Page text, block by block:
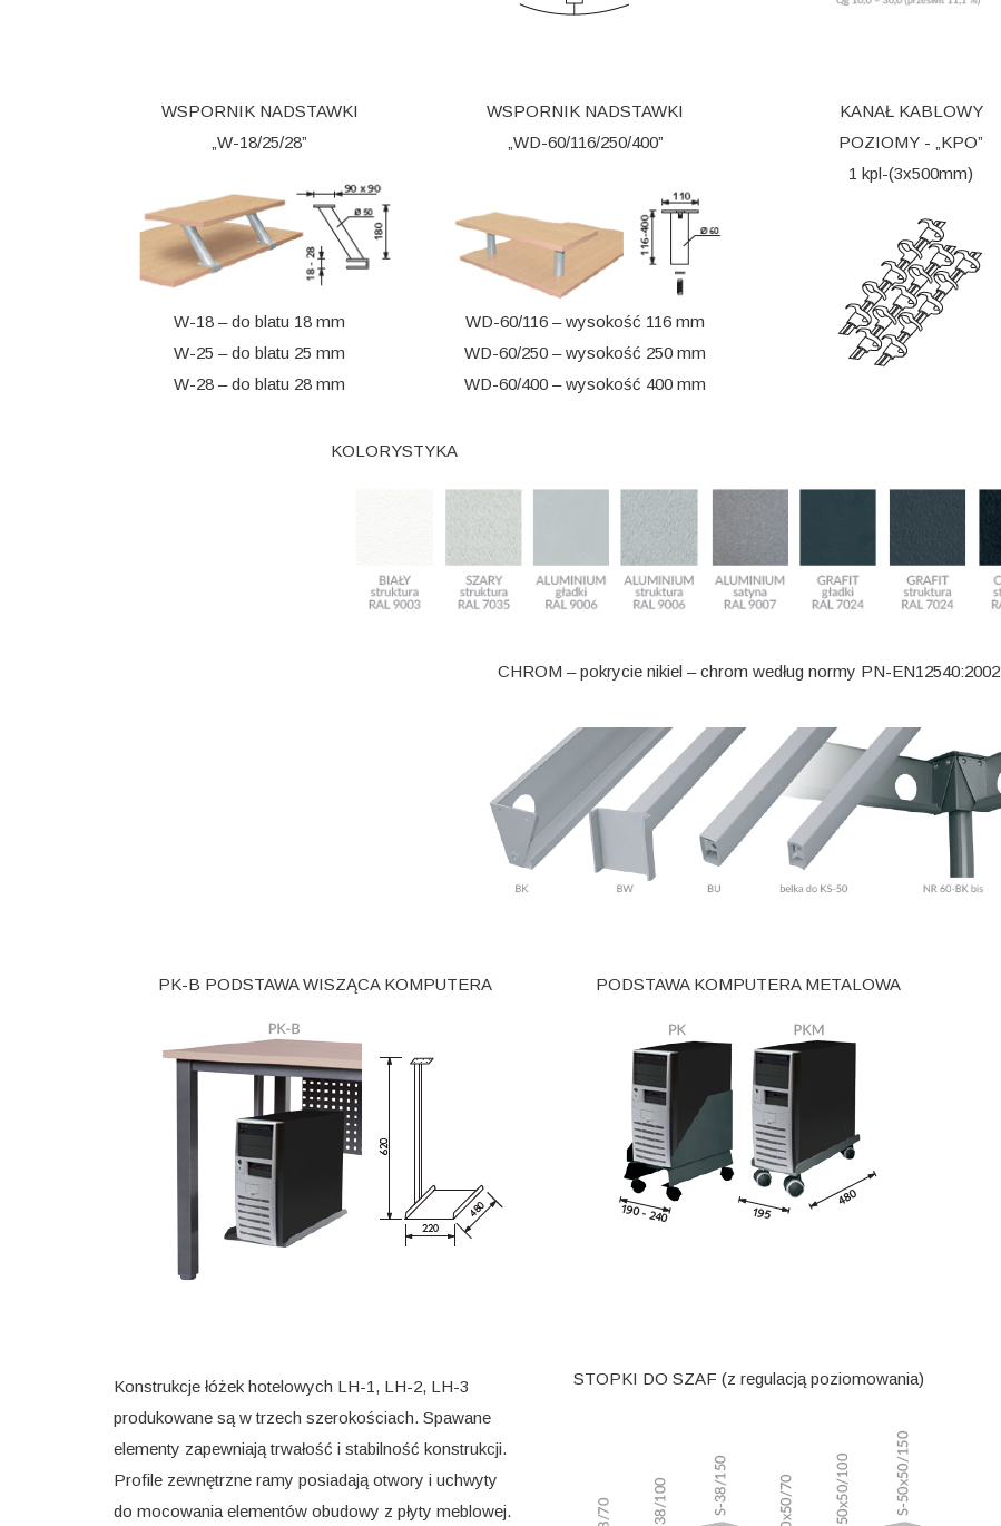
WSPORNIK NADSTAWKI
„W-18/25/28”
W-18 – do blatu 18 mm
W-25 – do blatu 25 mm
W-28 – do blatu 28 mm
WSPORNIK NADSTAWKI
„WD-60/116/250/400”
WD-60/116 – wysokość 116 mm
WD-60/250 – wysokość 250 mm
WD-60/400 – wysokość 400 mm
KANAŁ KABLOWY
POZIOMY - „KPO”
1 kpl-(3x500mm)
KOLORYSTYKA
CHROM – pokrycie nikiel – chrom według normy PN-EN12540:2002
PK-B PODSTAWA WISZĄCA KOMPUTERA PODSTAWA KOMPUTERA METALOWA
Konstrukcje łóżek hotelowych LH-1, LH-2, LH-3
produkowane są w trzech szerokościach. Spawane
elementy zapewniają trwałość i stabilność konstrukcji.
Profile zewnętrzne ramy posiadają otwory i uchwyty
do mocowania elementów obudowy z płyty meblowej.
STOPKI DO SZAF (z regulacją poziomowania)